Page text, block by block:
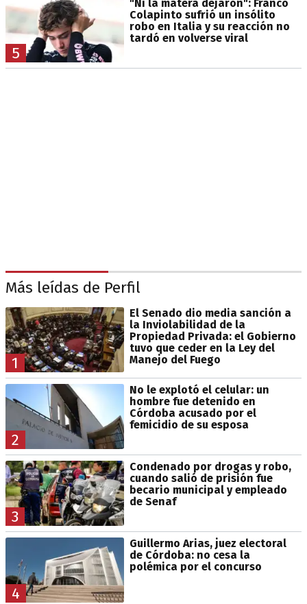
5
"Ni la matera dejaron": Franco
Colapinto sufrió un insólito
robo en Italia y su reacción no
tardó en volverse viral
Más leídas de Perfil
1
El Senado dio media sanción a
la Inviolabilidad de la
Propiedad Privada: el Gobierno
tuvo que ceder en la Ley del
Manejo del Fuego
2
No le explotó el celular: un
hombre fue detenido en
Córdoba acusado por el
femicidio de su esposa
3
Condenado por drogas y robo,
cuando salió de prisión fue
becario municipal y empleado
de Senaf
4
Guillermo Arias, juez electoral
de Córdoba: no cesa la
polémica por el concurso